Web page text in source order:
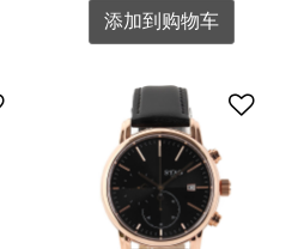
添加到购物车
添加到愿望清单 添